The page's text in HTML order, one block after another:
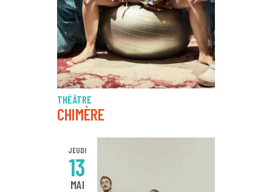
THÉÂTRE
CHIMÈRE
JEUDI
13
MAI